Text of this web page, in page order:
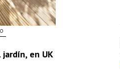
en UK